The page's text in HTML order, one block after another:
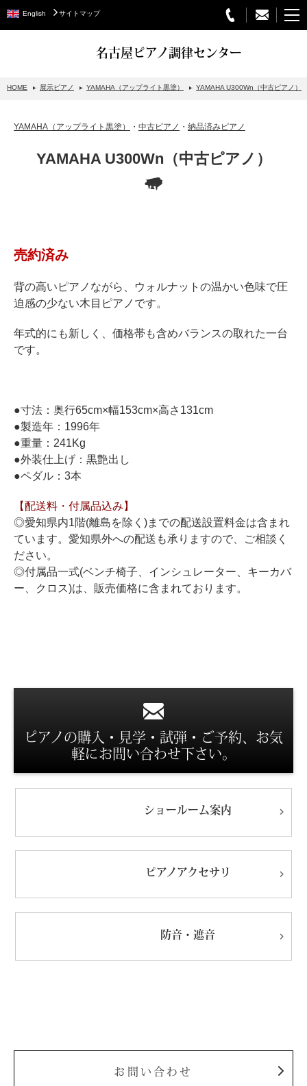
English サイトマップ
名古屋ピアノ調律センター
グランドピアノ
ベヒシュタイングランドピアノ
ベヒシュタインアップライトピアノ
ホフマングランドピアノ
ホフマンアップライトピアノ
中古ピアノ
修理
タッチ・音色の調整
ピアノクリーニングと引越し
ピアノレンタル
HOME 展示ピアノ YAMAHA（アップライト黒塗） YAMAHA U300Wn（中古ピアノ）
YAMAHA（アップライト黒塗） ・ 中古ピアノ ・ 納品済みピアノ
YAMAHA U300Wn（中古ピアノ）
売約済み
背の高いピアノながら、ウォルナットの温かい色味で圧
迫感の少ない木目ピアノです。
年式的にも新しく、価格帯も含めバランスの取れた一台
です。
●寸法：奥行65cm×幅153cm×高さ131cm
●製造年：1996年
●重量：241Kg
●外装仕上げ：黒艶出し
●ペダル：3本
【配送料・付属品込み】
◎愛知県内1階(離島を除く)までの配送設置料金は含まれ
ています。愛知県外への配送も承りますので、ご相談く
ださい。
◎付属品一式(ベンチ椅子、インシュレーター、キーカバ
ー、クロス)は、販売価格に含まれております。
ピアノの購入・見学・試弾・ご予約、お気
軽にお問い合わせ下さい。
ショールーム案内
ピアノアクセサリ
防音・遮音
お問い合わせ